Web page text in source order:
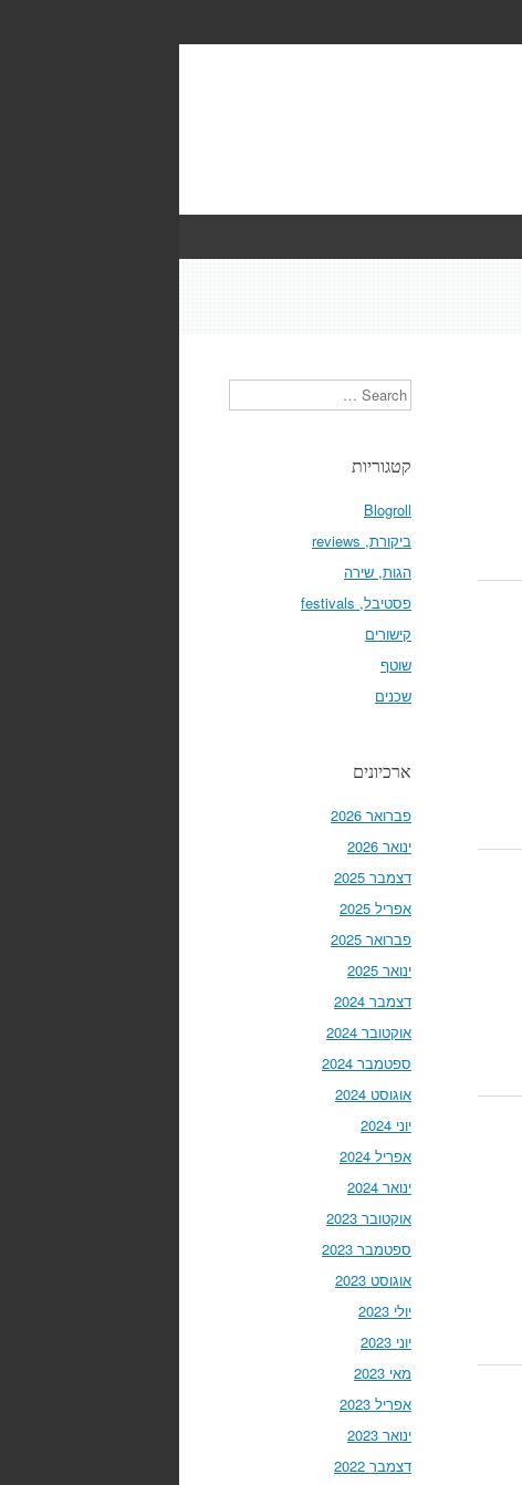
Search
קטגוריות
Blogroll
ביקורת, reviews
הגות, שירה
פסטיבל, festivals
קישורים
שוטף
שכנים
ארכיונים
פברואר 2026
ינואר 2026
דצמבר 2025
אפריל 2025
פברואר 2025
ינואר 2025
דצמבר 2024
אוקטובר 2024
ספטמבר 2024
אוגוסט 2024
יוני 2024
אפריל 2024
ינואר 2024
אוקטובר 2023
ספטמבר 2023
אוגוסט 2023
יולי 2023
יוני 2023
מאי 2023
אפריל 2023
ינואר 2023
דצמבר 2022